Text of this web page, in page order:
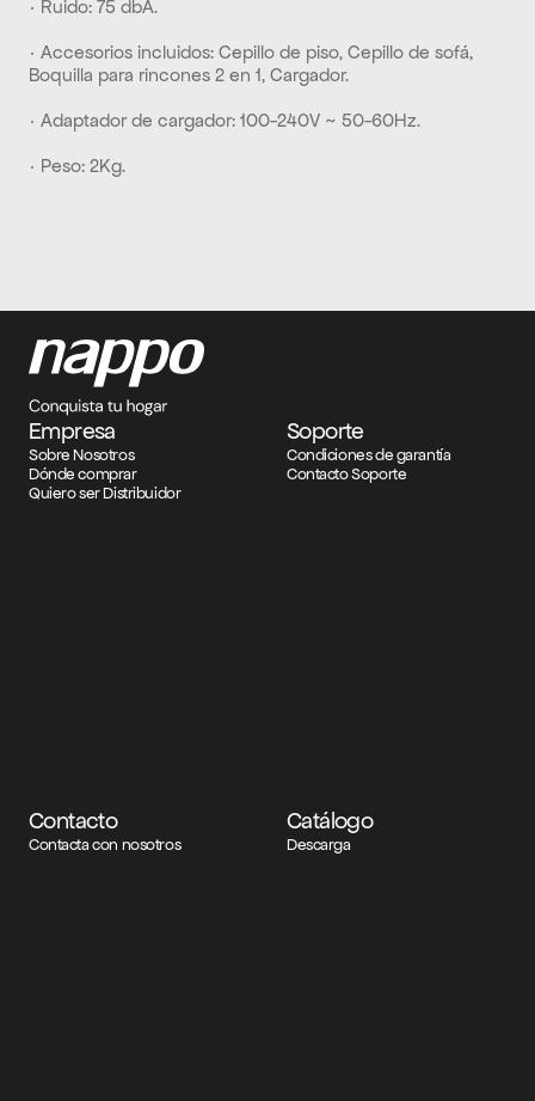
· Ruido: 75 dbA.
· Accesorios incluidos: Cepillo de piso, Cepillo de sofá,
Boquilla para rincones 2 en 1, Cargador.
· Adaptador de cargador: 100-240V ~ 50-60Hz.
· Peso: 2Kg.
Empresa
Sobre Nosotros
Dónde comprar
Quiero ser Distribuidor
Soporte
Condiciones de garantía
Contacto Soporte
Contacto
Contacta con nosotros
Catálogo
Descarga